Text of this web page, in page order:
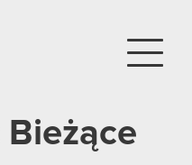
Bieżące